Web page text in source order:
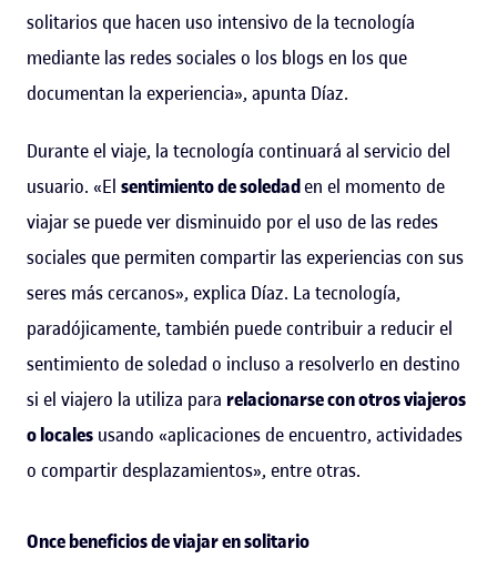
solitarios que hacen uso intensivo de la tecnología
mediante las redes sociales o los blogs en los que
documentan la experiencia», apunta Díaz.
Durante el viaje, la tecnología continuará al servicio del
usuario. «El sentimiento de soledaden el momento de
viajar se puede ver disminuido por el uso de las redes
sociales que permiten compartir las experiencias con sus
seres más cercanos», explica Díaz. La tecnología,
paradójicamente, también puede contribuir a reducir el
sentimiento de soledad o incluso a resolverlo en destino
si el viajero la utiliza para relacionarse con otros viajeros
o locales usando «aplicaciones de encuentro, actividades
o compartir desplazamientos», entre otras.
Once beneficios de viajar en solitario